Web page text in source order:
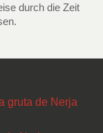
durch die Zeit
gruta de Nerja